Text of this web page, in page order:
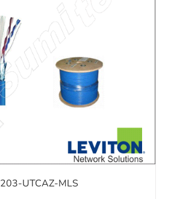
203-UTCAZ-MLS